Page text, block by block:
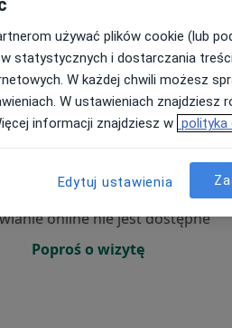
Ndz, Pon,
online nie jest dostępne
Poproś o wizytę
używać plików cookie (lub
statystycznych i dostarczania
W każdej chwili możesz
W ustawieniach znajdziesz
informacji znajdziesz w polityka
Edytuj ustawienia